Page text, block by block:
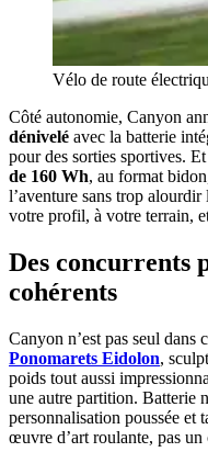
Vélo de route
Côté autonomie, Canyon
dénivelé avec la batterie
pour des sorties sportives.
de 160 Wh, au format
l’aventure sans trop alourdir
votre profil, à votre terrain,
Des concurrents
cohérents
Canyon n’est pas seul dans
Ponomarets Eidolon,
poids tout aussi
une autre partition. Batterie
personnalisation poussée et
œuvre d’art roulante, pas un